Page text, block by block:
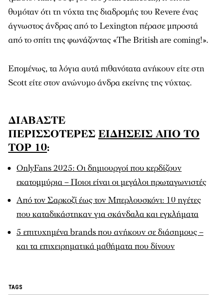
θυμόταν ότι τη νύχτα της διαδρομής του Revere ένας
άγνωστος άνδρας από το Lexington πέρασε μπροστά
από το σπίτι της φωνάζοντας «The British are coming!».
Επομένως, τα λόγια αυτά πιθανότατα ανήκουν είτε στη
Scott είτε στον ανώνυμο άνδρα εκείνης της νύχτας.
ΔΙΑΒΑΣΤΕ
ΠΕΡΙΣΣΟΤΕΡΕΣ ΕΙΔΗΣΕΙΣ ΑΠΟ ΤΟ
TOP 10:
OnlyFans 2025: Οι δημιουργοί που κερδίζουν
εκατομμύρια – Ποιοι είναι οι μεγάλοι πρωταγωνιστές
Από τον Σαρκοζί έως τον Μπερλουσκόνι: 10 ηγέτες
που καταδικάστηκαν για σκάνδαλα και εγκλήματα
5 επιτυχημένα brands που ανήκουν σε διάσημους –
και τα επιχειρηματικά μαθήματα που δίνουν
TAGS